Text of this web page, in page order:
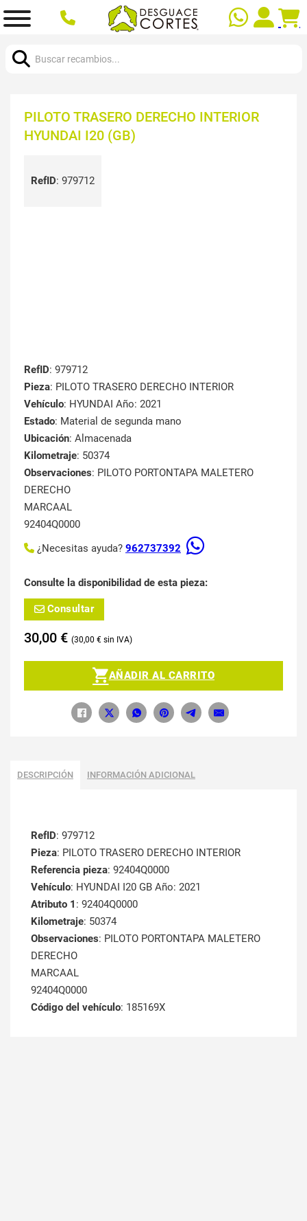
PILOTO TRASERO DERECHO INTERIOR
HYUNDAI I20 (GB)
RefID: 979712
RefID: 979712
Pieza: PILOTO TRASERO DERECHO INTERIOR
Vehículo: HYUNDAI Año: 2021
Estado: Material de segunda mano
Ubicación: Almacenada
Kilometraje: 50374
Observaciones: PILOTO PORTONTAPA MALETERO
DERECHO
MARCAAL
92404Q0000
¿Necesitas ayuda? 962737392
Consulte la disponibilidad de esta pieza:
Consultar
30,00 € 30,00 €
AÑADIR AL CARRITO
DESCRIPCIÓN INFORMACIÓN ADICIONAL
RefID: 979712
Pieza: PILOTO TRASERO DERECHO INTERIOR
Referencia pieza: 92404Q0000
Vehículo: HYUNDAI I20 GB Año: 2021
Atributo 1 : 92404Q0000
Kilometraje: 50374
Observaciones: PILOTO PORTONTAPA MALETERO
DERECHO
MARCAAL
92404Q0000
Código del vehículo: 185169X